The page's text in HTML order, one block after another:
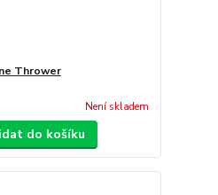
Thrower
Není skladem
do košíku